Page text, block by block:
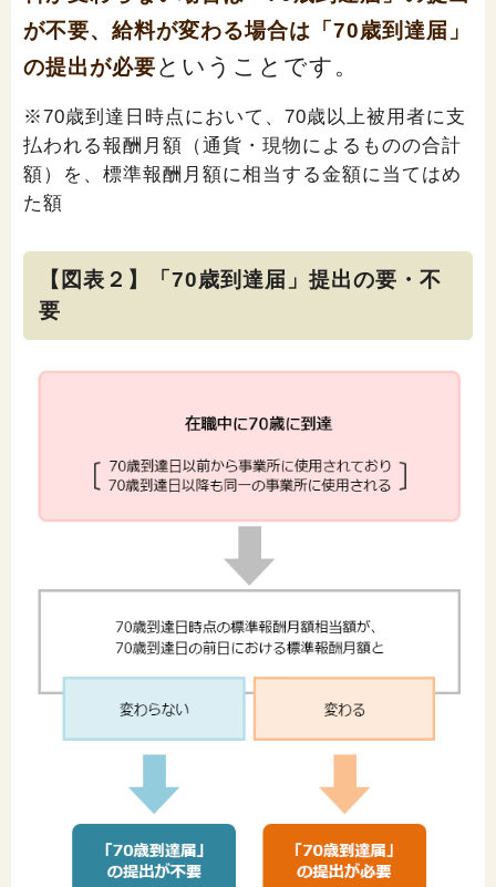
が不要、給料が変わる場合は「70歳到達届」
の提出が必要ということです。
※70歳到達日時点において、70歳以上被用者に支
払われる報酬月額（通貨・現物によるものの合計
額）を、標準報酬月額に相当する金額に当てはめ
た額
【図表２】「70歳到達届」提出の要・不
要